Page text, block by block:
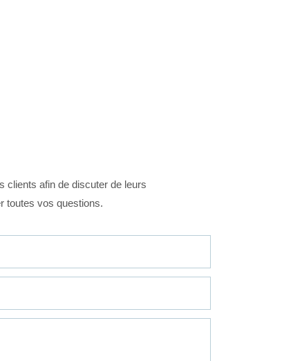
clients afin de discuter de leurs
toutes vos questions.